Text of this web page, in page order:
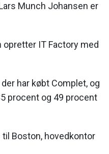
Munch Johansen er
IT Factory med
har købt Complet, og
procent og 49 procent
Boston, hovedkontor